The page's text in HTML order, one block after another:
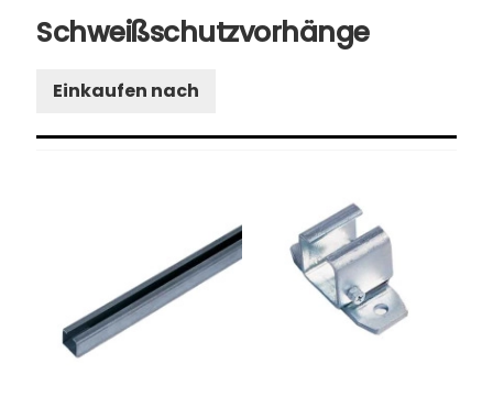
zumSchweißschutzvorhänge
Einkaufen nach